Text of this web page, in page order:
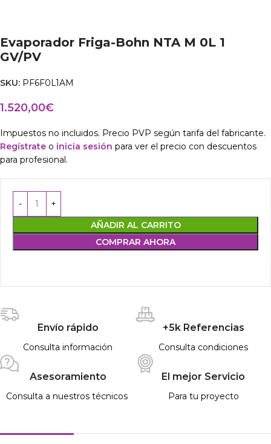
Evaporador Friga-Bohn NTA M 0L 1
GV/PV
SKU: PF6F0L1AM
1.520,00€
Impuestos no incluidos. Precio PVP según tarifa del fabricante.
Regístrate o inicia sesión para ver el precio con descuentos
para profesional.
AÑADIR AL CARRITO
COMPRAR AHORA
Envío rápido
Consulta información
+5k Referencias
Consulta condiciones
Asesoramiento
Consulta a nuestros técnicos
El mejor Servicio
Para tu proyecto